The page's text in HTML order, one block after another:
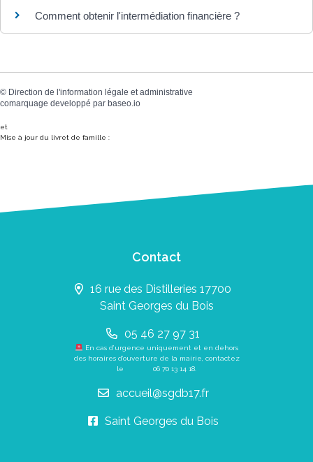
Comment obtenir l'intermédiation financière ?
© Direction de l'information légale et administrative
comarquage developpé par baseo.io
et
Mise à jour du livret de famille :
Contact
16 rue des Distilleries 17700
Saint Georges du Bois
05 46 27 97 31
En cas d’urgence uniquement et en dehors
des horaires d’ouverture de la mairie, contactez
le 06 70 13 14 18
accueil@sgdb17.fr
Saint Georges du Bois